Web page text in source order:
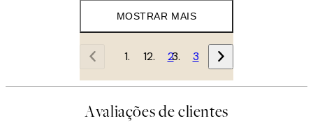
MOSTRAR MAIS
1 2 3
Avaliações de clientes